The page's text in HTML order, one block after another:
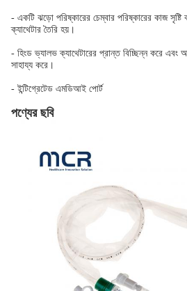
- একটি ঝড়ো পরিষ্কারের চেম্বার পরিষ্কারের কাজ
ক্যাথেটার তৈরি হয়।
- হিংড ভ্যালভ ক্যাথেটারের প্রান্ত বিচ্ছিন্ন করে এবং
সাহায্য করে।
- ইন্টিগ্রেটেড এমডিআই পোর্ট
পণ্যের ছবি